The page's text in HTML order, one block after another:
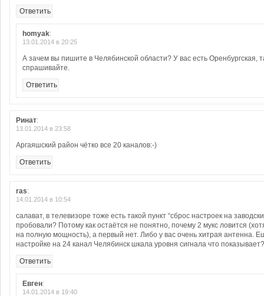
Ответить
homyak:
13.01.2014 в 20:25
А зачем вы пишите в Челябинской области? У вас есть Оренбургская,
спрашивайте.
Ответить
Ринат:
13.01.2014 в 23:58
Аргаяшский район чётко все 20 каналов:-)
Ответить
ras:
14.01.2014 в 10:54
салават, в телевизоре тоже есть такой пункт “сброс настроек на
пробовали? Потому как остаётся не понятно, почему 2 мукс ловится
на полную мощность), а первый нет. Либо у вас очень хитрая антенна.
настройке на 24 канал Челябинск шкала уровня сигнала что показывает?
Ответить
Евген:
14.01.2014 в 19:40